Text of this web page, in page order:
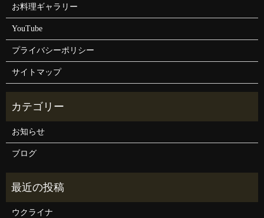
お料理ギャラリー
YouTube
プライバシーポリシー
サイトマップ
お知らせ
ブログ
ウクライナ